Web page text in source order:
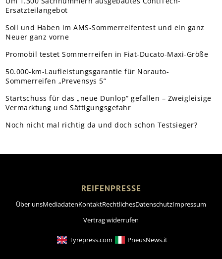
Ersatzteilangebot
Soll und Haben im AMS-Sommerreifentest und ein ganz
Neuer ganz vorne
Promobil testet Sommerreifen in Fiat-Ducato-Maxi-Größe
50.000-km-Laufleistungsgarantie für Norauto-
Sommerreifen „Prevensys 5”
Startschuss für das „neue Dunlop“ gefallen – Zweigleisige
Vermarktung und Sättigungsgefahr
Noch nicht mal richtig da und doch schon Testsieger?
REIFENPRESSE
Über unsMediadatenKontaktRechtlichesDatenschutzImpressum
Vertrag widerrufen
Tyrepress.com PneusNews.it